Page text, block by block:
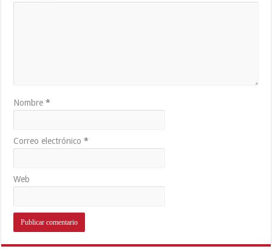
Nombre*
Correo electrónico*
Web